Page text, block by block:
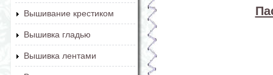
Вышивание крестиком
Вышивка гладью
Вышивка лентами